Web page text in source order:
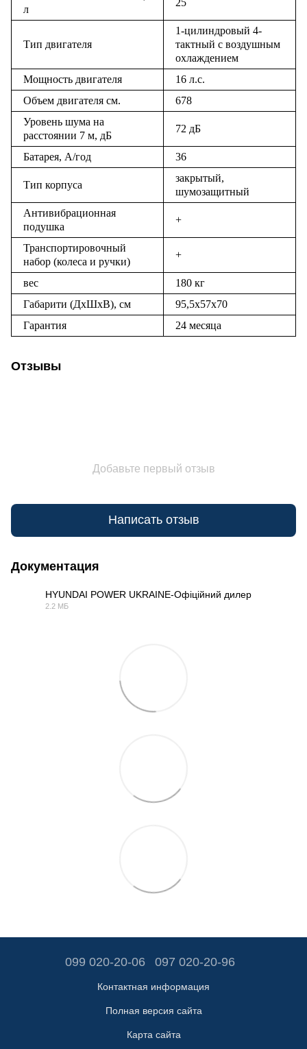
л
Тип двигателя
1-цилиндровый 4-
тактный с воздушным
охлаждением
Мощность двигателя
16 л.с.
Объем двигателя см.
678
Уровень шума на
расстоянии 7 м, дБ
72 дБ
Батарея, А/год 36
Тип корпуса
закрытый,
шумозащитный
Антивибрационная
подушка
+
Транспортировочный
набор (колеса и ручки)
+
вес
180 кг
Габарити (ДхШхВ), см
95,5x57x70
Гарантия
24 месяца
Отзывы
Добавьте первый отзыв
Написать отзыв
Документация
HYUNDAI POWER UKRAINE-Офіційний дилер
2.2 МБ
099 020-20-06 097 020-20-96
Контактная информация
Полная версия сайта
Карта сайта